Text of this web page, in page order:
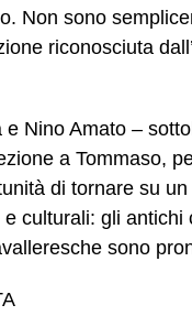
Non sono
riconosciuta
Nino Amato –
a Tommaso,
di tornare su
culturali: gli
sono